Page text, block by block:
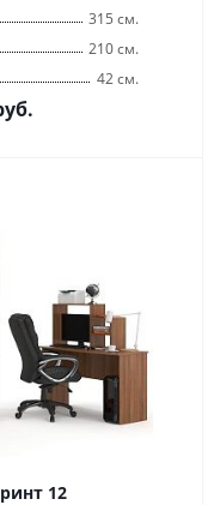
315 см.
210 см.
42 см.
12